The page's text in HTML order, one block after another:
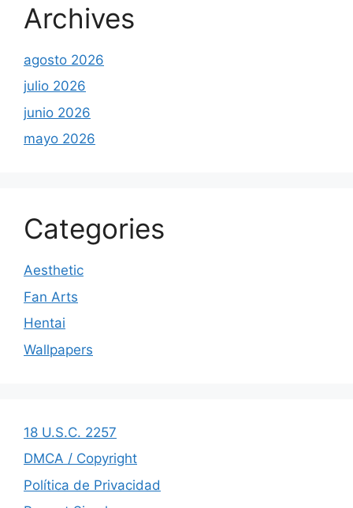
Archives
agosto 2026
julio 2026
junio 2026
mayo 2026
Categories
Aesthetic
Fan Arts
Hentai
Wallpapers
18 U.S.C. 2257
DMCA / Copyright
Política de Privacidad